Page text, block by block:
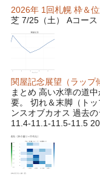
2026年 1回札幌 枠＆
芝 7/25（土） Aコース
関屋記念展望（ラップ
まとめ 高い水準の道
要。 切れ＆末脚（ト
ンスオブカオス 過去
11.4-11.1-11.5-11.5